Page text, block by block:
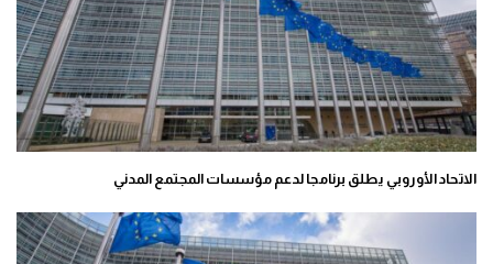
الاتحاد الأوروبي يطلق برنامجا لدعم مؤسسات المجتمع المدني